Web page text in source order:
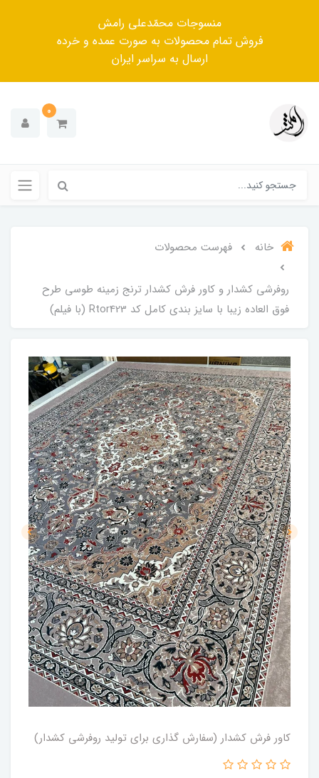
منسوجات محمّدعلی رامش
فروش تمام محصولات به صورت عمده و خرده
ارسال به سراسر ایران
0
خانه فهرست محصولات
روفرشی کشدار و کاور فرش کشدار ترنج زمینه طوسی طرح
فوق العاده زیبا با سایز بندی کامل کد Rtor423 (با فیلم)
کاور فرش کشدار (سفارش گذاری برای تولید روفرشی کشدار)